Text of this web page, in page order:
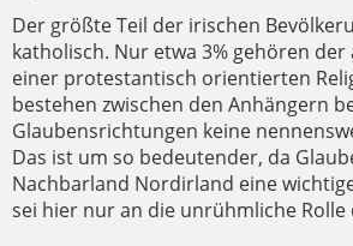
Der größte Teil der irischen
katholisch. Nur etwa 3% gehören der
einer protestantisch orientierten
bestehen zwischen den Anhängern
Glaubensrichtungen keine
Das ist um so bedeutender, da
Nachbarland Nordirland eine
sei hier nur an die unrühmliche Rolle